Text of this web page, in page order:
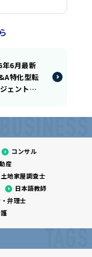
年6月最新
特化型転
ェント厳
BUSINESS
コンサル
産
土地家屋調査士
日本語教師
弁理士
TAGS